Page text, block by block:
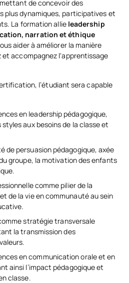
de concevoir des
plus dynamiques, participatives et
La formation allie leadership
narration et éthique
aider à améliorer la manière
accompagnez l'apprentissage
l’étudiant sera capable
en leadership pédagogique,
aux besoins de la classe et
de persuasion pédagogique, axée
groupe, la motivation des enfants
comme pilier de la
de la vie en communauté au sein
stratégie transversale
la transmission des
en communication orale et en
ainsi l’impact pédagogique et
classe.